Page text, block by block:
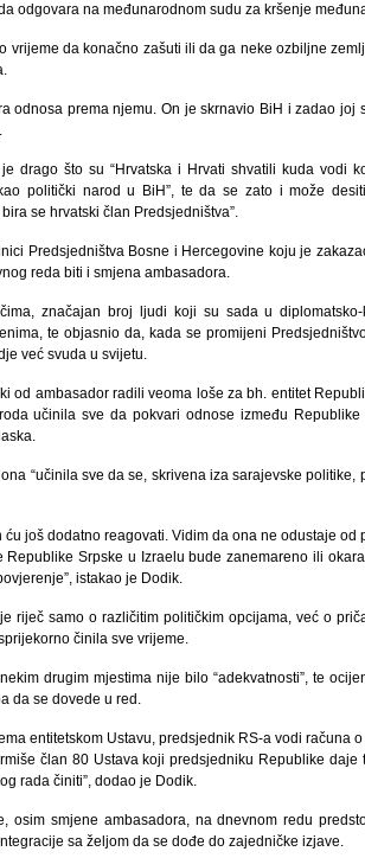
odgovara na međunarodnom sudu za kršenje
vrijeme da konačno zašuti ili da ga neke ozbiljne
odnosa prema njemu. On je skrnavio BiH i zadao joj
drago što su “Hrvatska i Hrvati shvatili kuda vodi
politički narod u BiH”, te da se zato i može
se hrvatski član Predsjedništva”.
Predsjedništva Bosne i Hercegovine koju je
reda biti i smjena ambasadora.
značajan broj ljudi koji su sada u
te objasnio da, kada se promijeni
već svuda u svijetu.
od ambasador radili veoma loše za bh. entitet
učinila sve da pokvari odnose između
“učinila sve da se, skrivena iza sarajevske
ću još dodatno reagovati. Vidim da ona ne odustaje
Republike Srpske u Izraelu bude zanemareno ili
istakao je Dodik.
riječ samo o različitim političkim opcijama, već o
činila sve vrijeme.
drugim mjestima nije bilo “adekvatnosti”, te
da se dovede u red.
entitetskom Ustavu, predsjednik RS-a vodi računa
član 80 Ustava koji predsjedniku Republike
rada činiti”, dodao je Dodik.
osim smjene ambasadora, na dnevnom redu
sa željom da se dođe do zajedničke izjave.